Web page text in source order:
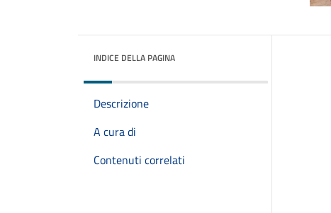
INDICE DELLA PAGINA
Descrizione
A cura di
Contenuti correlati